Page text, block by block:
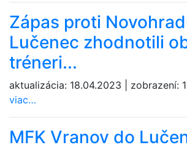
Zápas proti
Lučenec zhodnotili
tréneri...
aktualizácia: 18.04.2023 zobrazení:
viac…
MFK Vranov do